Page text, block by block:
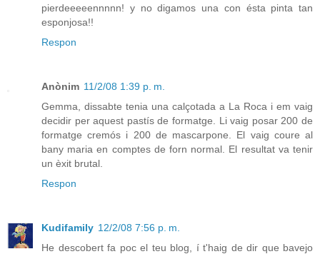
pierdeeeeennnnn! y no digamos una con ésta pinta tan
esponjosa!!
Respon
Anònim 11/2/08 1:39 p. m.
Gemma, dissabte tenia una calçotada a La Roca i em vaig
decidir per aquest pastís de formatge. Li vaig posar 200 de
formatge cremós i 200 de mascarpone. El vaig coure al
bany maria en comptes de forn normal. El resultat va tenir
un èxit brutal.
Respon
Kudifamily 12/2/08 7:56 p. m.
He descobert fa poc el teu blog, í t'haig de dir que bavejo